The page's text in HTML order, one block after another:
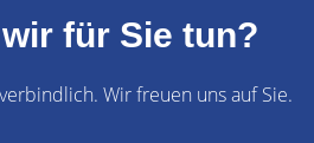
für Sie tun?
Wir freuen uns auf Sie.